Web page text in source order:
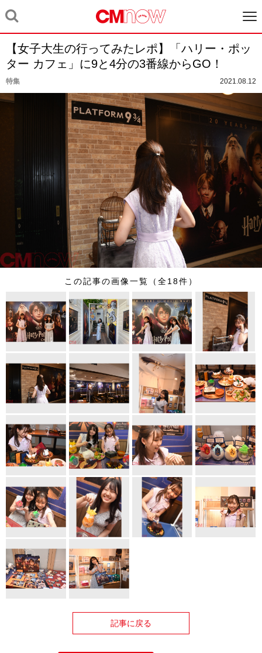
【女子大生の行ってみたレポ】「ハリー・ポッ
ター カフェ」に9と4分の3番線からGO！
特集 2021.08.12
この記事の画像一覧（全18件）
記事に戻る